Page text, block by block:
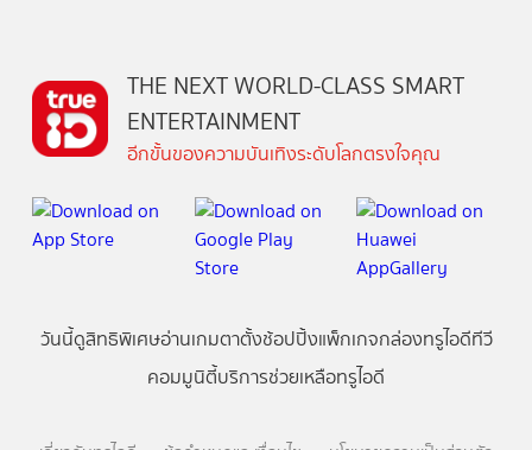
THE NEXT WORLD-CLASS SMART
ENTERTAINMENT
อีกขั้นของความบันเทิงระดับโลกตรงใจคุณ
วันนี้ดูสิทธิพิเศษอ่านเกมตาตั้งช้อปปิ้งแพ็กเกจกล่องทรูไอดีทีวี
คอมมูนิตี้บริการช่วยเหลือทรูไอดี